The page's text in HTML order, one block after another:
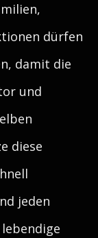
dürfen
damit die
und
diese
jeden